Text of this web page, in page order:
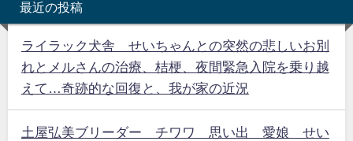
最近の投稿
ライラック犬舎 せいちゃんとの突然の悲しいお別
れとメルさんの治療、桔梗、夜間緊急入院を乗り越
えて…奇跡的な回復と、我が家の近況
土屋弘美ブリーダー チワワ 思い出 愛娘 せい